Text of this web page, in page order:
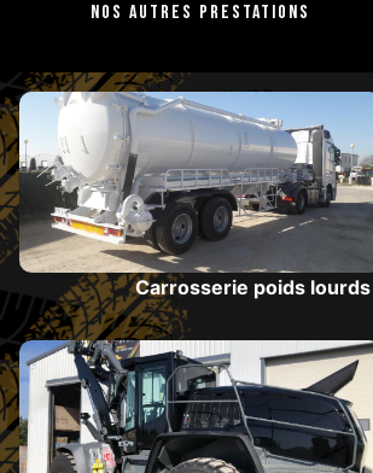
Nos autres prestations
Carrosserie poids lourds